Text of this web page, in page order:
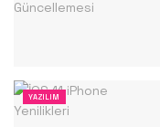
YAZILIM